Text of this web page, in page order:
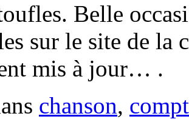
Belle
sur le site de la
mis à jour… .
chanson,